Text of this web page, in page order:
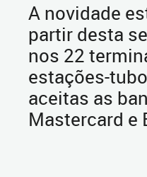
A novidade
partir desta
nos 22
estações-
aceitas as
Mastercard e